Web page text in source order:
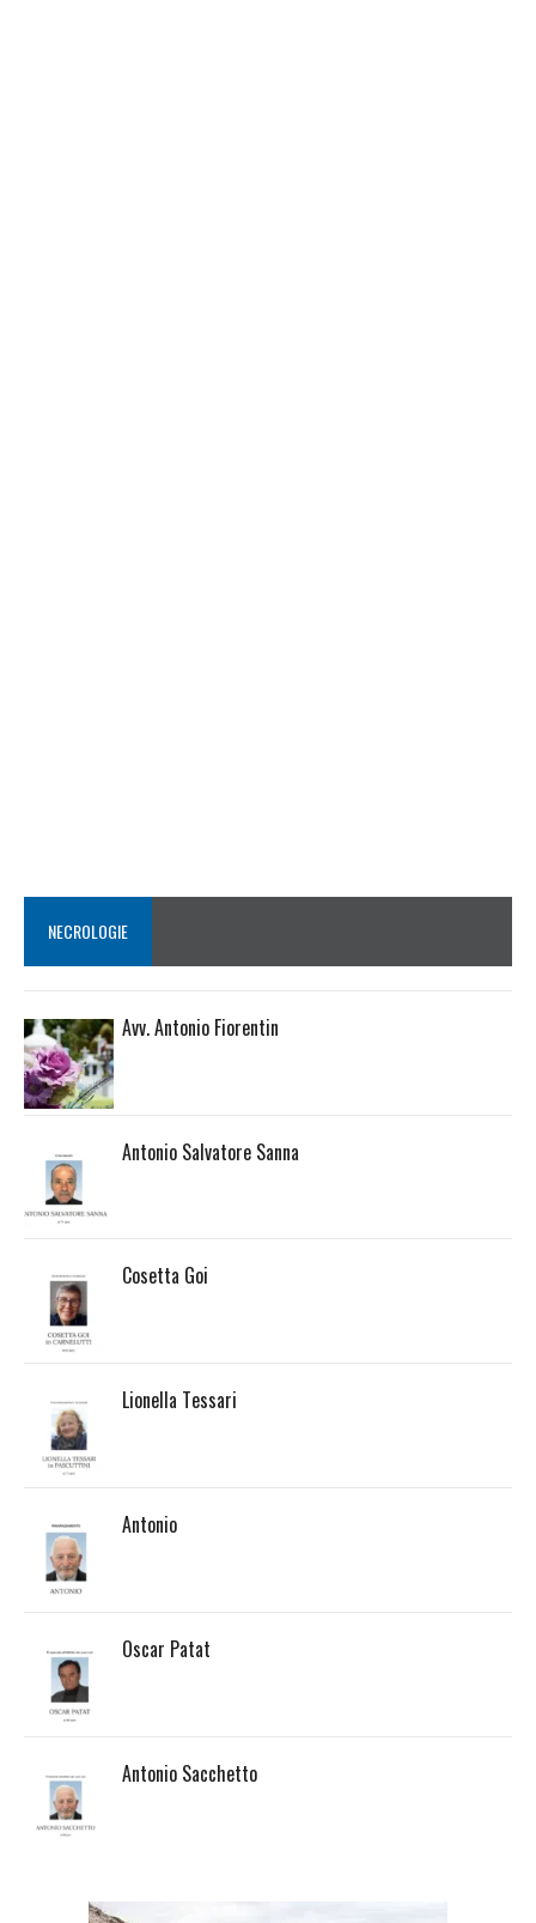
NECROLOGIE
Avv. Antonio Fiorentin
Antonio Salvatore Sanna
Cosetta Goi
Lionella Tessari
Antonio
Oscar Patat
Antonio Sacchetto